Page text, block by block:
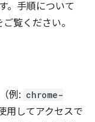
。手順について
ご覧ください。
例: chrome-
用してアクセスで